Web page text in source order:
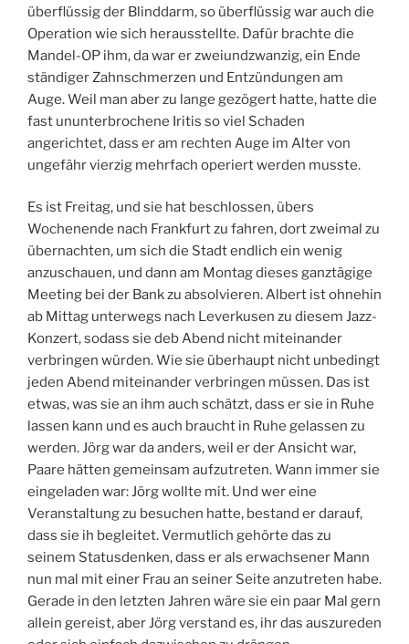
überflüssig der Blinddarm, so überflüssig war auch die
Operation wie sich herausstellte. Dafür brachte die
Mandel-OP ihm, da war er zweiundzwanzig, ein Ende
ständiger Zahnschmerzen und Entzündungen am
Auge. Weil man aber zu lange gezögert hatte, hatte die
fast ununterbrochene Iritis so viel Schaden
angerichtet, dass er am rechten Auge im Alter von
ungefähr vierzig mehrfach operiert werden musste.
Es ist Freitag, und sie hat beschlossen, übers
Wochenende nach Frankfurt zu fahren, dort zweimal zu
übernachten, um sich die Stadt endlich ein wenig
anzuschauen, und dann am Montag dieses ganztägige
Meeting bei der Bank zu absolvieren. Albert ist ohnehin
ab Mittag unterwegs nach Leverkusen zu diesem Jazz-
Konzert, sodass sie deb Abend nicht miteinander
verbringen würden. Wie sie überhaupt nicht unbedingt
jeden Abend miteinander verbringen müssen. Das ist
etwas, was sie an ihm auch schätzt, dass er sie in Ruhe
lassen kann und es auch braucht in Ruhe gelassen zu
werden. Jörg war da anders, weil er der Ansicht war,
Paare hätten gemeinsam aufzutreten. Wann immer sie
eingeladen war: Jörg wollte mit. Und wer eine
Veranstaltung zu besuchen hatte, bestand er darauf,
dass sie ih begleitet. Vermutlich gehörte das zu
seinem Statusdenken, dass er als erwachsener Mann
nun mal mit einer Frau an seiner Seite anzutreten habe.
Gerade in den letzten Jahren wäre sie ein paar Mal gern
allein gereist, aber Jörg verstand es, ihr das auszureden